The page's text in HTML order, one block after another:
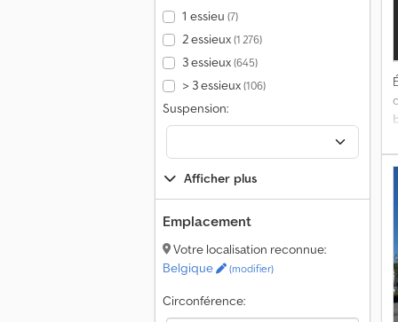
1 essieu (7)
2 essieux(1 276)
3 essieux(645)
> 3 essieux(106)
Suspension:
Afficher plus
Emplacement
Votre localisation reconnue:
Belgique
(modifier)
Circonférence: